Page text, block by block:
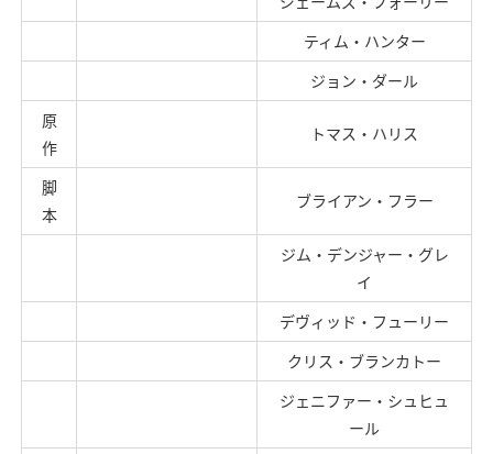
ティム・ハンター
ジョン・ダール
原
作
トマス・ハリス
脚
本
ブライアン・フラー
ジム・デンジャー・グレ
イ
デヴィッド・フューリー
クリス・ブランカトー
ジェニファー・シュヒュ
ール